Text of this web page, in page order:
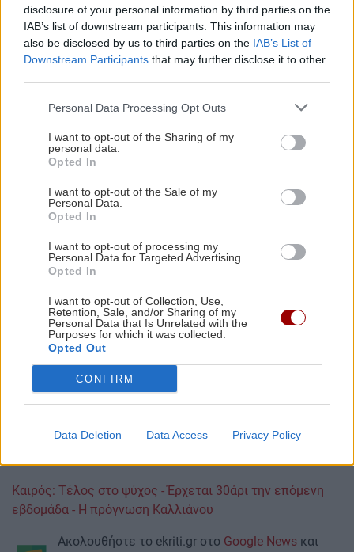
disclosure of your personal information by third parties on the
IAB’s list of downstream participants. This information may
also be disclosed by us to third parties on the IAB’s List of
Downstream Participants that may further disclose it to other
Personal Data Processing Opt Outs
I want to opt-out of the Sharing of my
personal data.
Opted In
I want to opt-out of the Sale of my
Personal Data.
Opted In
I want to opt-out of processing my
Personal Data for Targeted Advertising.
Opted In
I want to opt-out of Collection, Use,
Retention, Sale, and/or Sharing of my
Personal Data that Is Unrelated with the
Purposes for which it was collected.
Opted Out
CONFIRM
Data Deletion Data Access Privacy Policy
Αν και, χάρη στην κατάπαυση του πυρός, η ζωή πολλών
Ιρανών έχει επιστρέψει σε κάποια ομαλότητα, την
καθημερινότητά τους πλακώνει ο πληθωρισμός που έχει
εκραγεί, όπως και η ανεργία, στη χώρα η οικονομία της
δεκαετίες διεθνών κυρώσεων.
Ο Αμίρ, 40 ετών, περιγράφει πως ξεκινά την ημέρα του
«βλέποντας τις ειδήσεις και τις νέες εκτελέσεις».
Το ιρανικό σύστημα δικαιοσύνης ανακοίνωσε μόλις χθες
τον απαγχονισμό άλλων δυο ανδρών, που κρίθηκαν
«Ο κόσμος προσπαθεί ν’ αντέξει, αλλά βλέπουμε πως
Πρακτορείο, προσθέτοντας πως παθαίνει «κρίσεις
πανικού έξι φορές την ημέρα».
ΔΙΑΒΑΣΤΕ ΕΠΙΣΗΣ:
Πετρέλαιο: Άνοδος της τιμής του για δεύτερη εβδομάδα
– Ανησυχία για νέο «κύμα» αυξήσεων
Κρήτη: Αφίξεις δίχως τέλος - 117 λαθρομετανάστες σε
Καιρός: Τέλος στο ψύχος - Έρχεται 30άρι την επόμενη
εβδομάδα - Η πρόγνωση Καλλιάνου
Ακολουθήστε το ekriti.gr στο Google News και